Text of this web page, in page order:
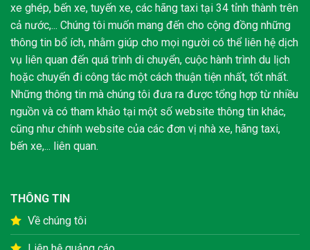
xe ghép, bến xe, tuyến xe, các hãng taxi tại 34 tỉnh thành trên
cả nước,... Chúng tôi muốn mang đến cho cộng đồng những
thông tin bổ ích, nhằm giúp cho mọi người có thể liên hệ dịch
vụ liên quan đến quá trình di chuyển, cuộc hành trình du lịch
hoặc chuyến đi công tác một cách thuận tiện nhất, tốt nhất.
Những thông tin mà chúng tôi đưa ra được tổng hợp từ nhiều
nguồn và có tham khảo tại một số website thông tin khác,
cũng như chính website của các đơn vị nhà xe, hãng taxi,
bến xe,... liên quan.
THÔNG TIN
Về chúng tôi